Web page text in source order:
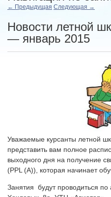
← Предыдущая Следующая →
Новости летной
— январь 2015
Уважаемые курсанты летной
представить вам полное
выходного дня на получение
(PPL (А)), которая начинает
Занятия будут проводиться по